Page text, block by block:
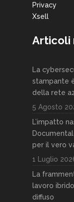
Privacy
Xsell
Articoli
La
stampante
della rete
5 Agosto
L’impatto
per il vero
1 Luglio
La
lavoro
diffuso